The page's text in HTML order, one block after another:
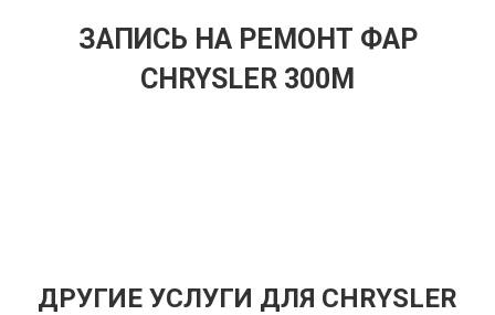
ЗАПИСЬ НА РЕМОНТ ФАР
CHRYSLER 300M
ДРУГИЕ УСЛУГИ ДЛЯ CHRYSLER